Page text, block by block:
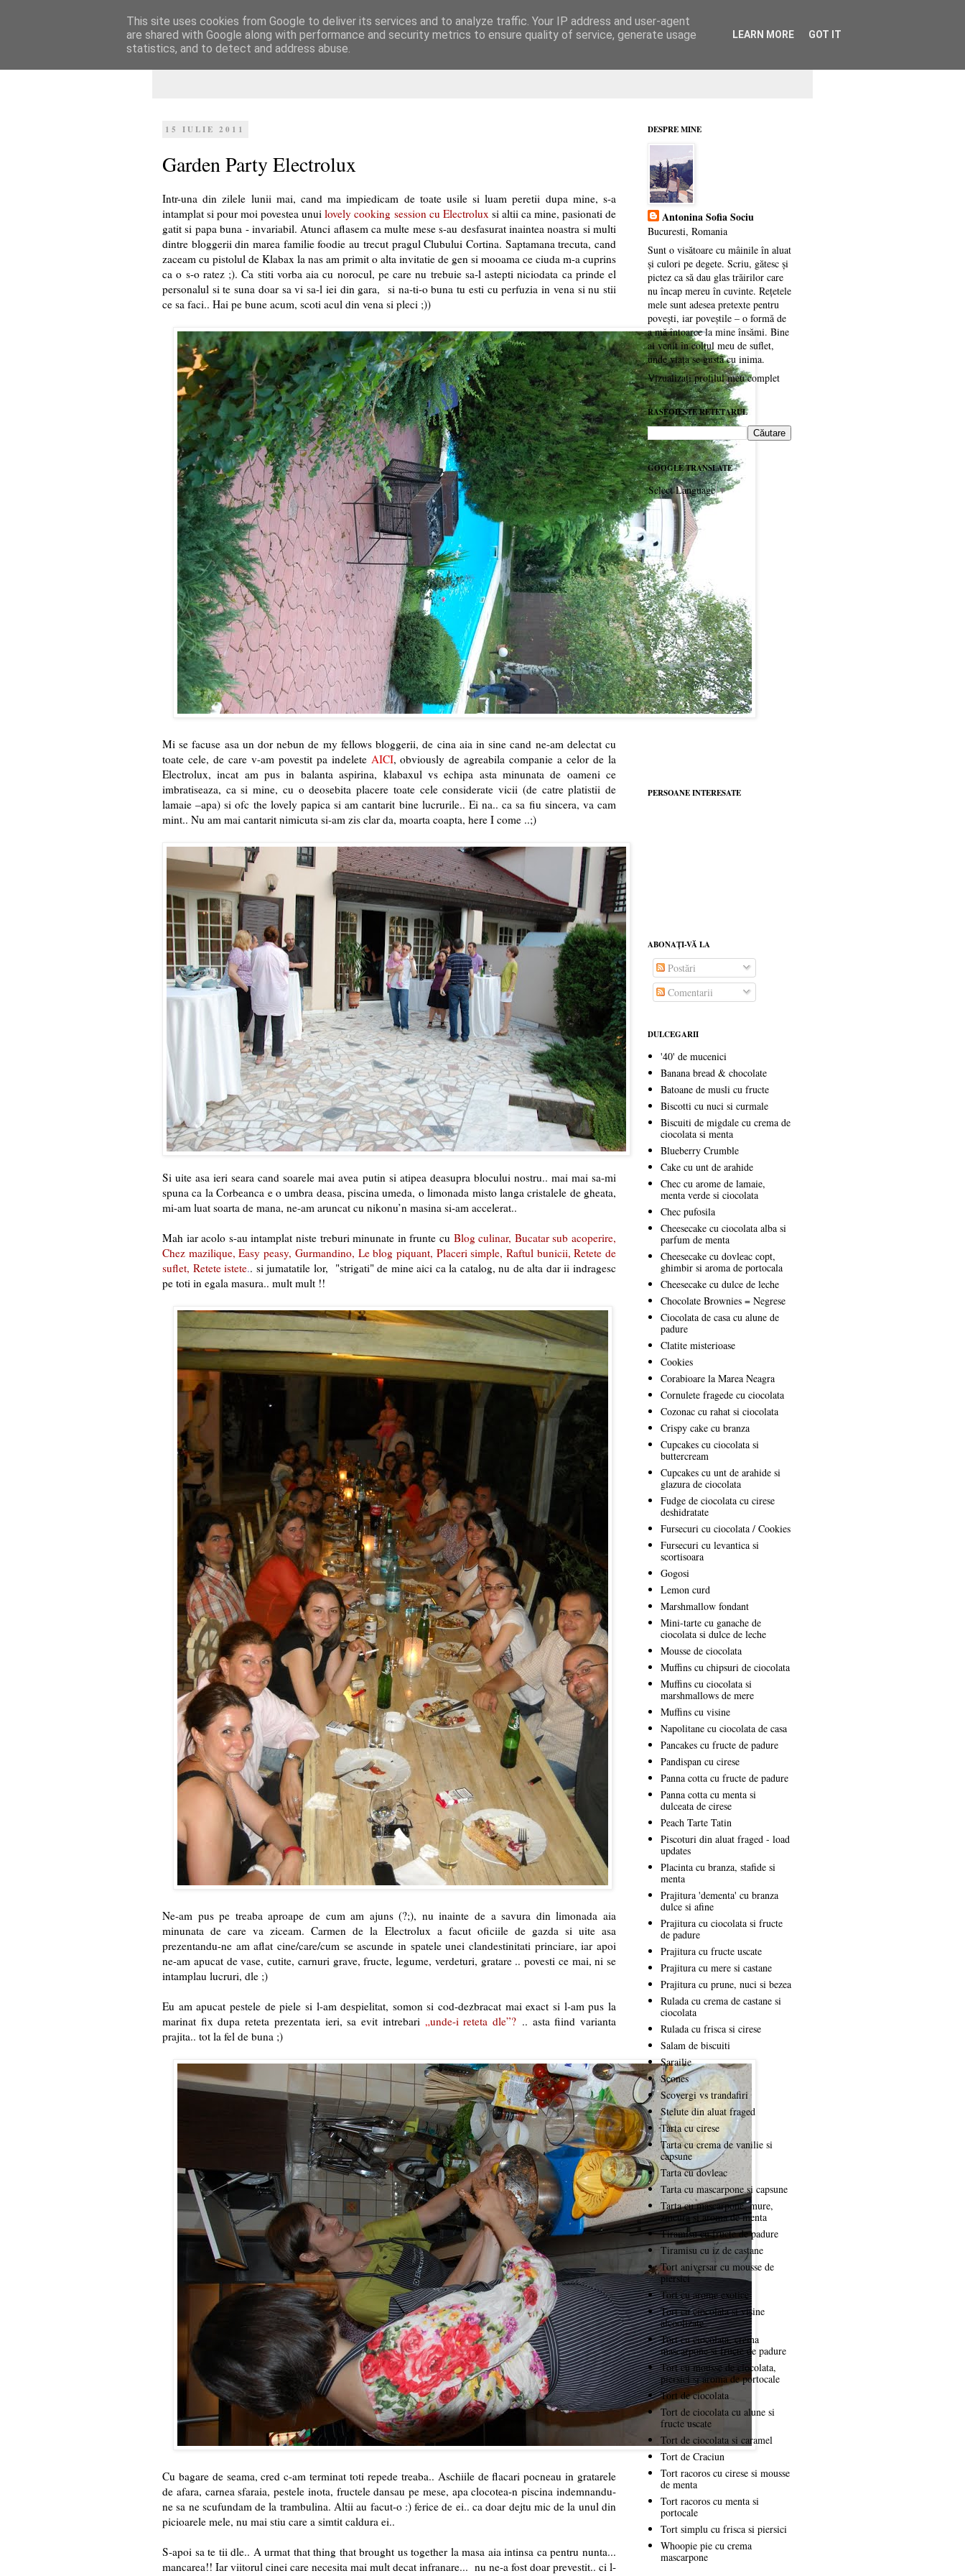
Dulcegarii culinare
15 IULIE 2011
Garden Party Electrolux
Intr-una din zilele lunii mai, cand ma impiedicam de toate usile si luam peretii dupa mine, s-a
intamplat si pour moi povestea unuilovely cooking session cu Electrolux si altii ca mine, pasionati de
gatit si papa buna - invariabil. Atunci aflasem ca multe mese s-au desfasurat inaintea noastra si multi
dintre bloggerii din marea familie foodie au trecut pragul Clubului Cortina. Saptamana trecuta, cand
zaceam cu pistolul de Klabax la nas am primit o alta invitatie de gen si mooama ce ciuda m-a cuprins
ca o s-o ratez ;). Ca stiti vorba aia cu norocul, pe care nu trebuie sa-l astepti niciodata ca prinde el
personalul si te suna doar sa vi sa-l iei din gara, si na-ti-o buna tu esti cu perfuzia in vena si nu stii
ce sa faci.. Hai pe bune acum, scoti acul din vena si pleci ;))
Mi se facuse asa un dor nebun de my fellows bloggerii, de cina aia in sine cand ne-am delectat cu
toate cele, de care v-am povestit pa indelete AICI, obviously de agreabila companie a celor de la
Electrolux, incat am pus in balanta aspirina, klabaxul vs echipa asta minunata de oameni ce
imbratiseaza, ca si mine, cu o deosebita placere toate cele considerate vicii (de catre platistii de
lamaie –apa) si ofc the lovely papica si am cantarit bine lucrurile.. Ei na.. ca sa fiu sincera, va cam
mint.. Nu am mai cantarit nimicuta si-am zis clar da, moarta coapta, here I come ..;)
Si uite asa ieri seara cand soarele mai avea putin si atipea deasupra blocului nostru.. mai mai sa-mi
spuna ca la Corbeanca e o umbra deasa, piscina umeda, o limonada misto langa cristalele de gheata,
mi-am luat soarta de mana, ne-am aruncat cu nikonu’n masina si-am accelerat..
Mah iar acolo s-au intamplat niste treburi minunate in frunte cu Blog culinar, Bucatar sub acoperire,
Chez mazilique,Easy peasy, Gurmandino, Le blog piquant, Placeri simple,Raftul bunicii,Retete de
suflet, Retete istete.. si jumatatile lor, "strigati" de mine aici ca la catalog, nu de alta dar ii indragesc
pe toti in egala masura.. mult mult !!
Ne-am pus pe treaba aproape de cum am ajuns (?;), nu inainte de a savura din limonada aia
minunata de care va ziceam. Carmen de la Electrolux a facut oficiile de gazda si uite asa
prezentandu-ne am aflat cine/care/cum se ascunde in spatele unei clandestinitati princiare, iar apoi
ne-am apucat de vase, cutite, carnuri grave, fructe, legume, verdeturi, gratare .. povesti ce mai, ni se
intamplau lucruri, dle ;)
Eu am apucat pestele de piele si l-am despielitat, somon si cod-dezbracat mai exact si l-am pus la
marinat fix dupa reteta prezentata ieri, sa evit intrebari „unde-i reteta dle”? .. asta fiind varianta
prajita.. tot la fel de buna ;)
Cu bagare de seama, cred c-am terminat toti repede treaba.. Aschiile de flacari pocneau in gratarele
de afara, carnea sfaraia, pestele inota, fructele dansau pe mese, apa clocotea-n piscina indemnandu-
ne sa ne scufundam de la trambulina. Altii au facut-o :) ferice de ei.. ca doar dejtu mic de la unul din
picioarele mele, nu mai stiu care a simtit caldura ei..
S-apoi sa te tii dle.. A urmat that thing that brought us together la masa aia intinsa ca pentru nunta...
mancarea!! Iar viitorul cinei care necesita mai mult decat infranare... nu ne-a fost doar prevestit.. ci l-
DESPRE MINE
Antonina Sofia Sociu
Bucuresti, Romania
Sunt o visătoare cu mâinile în aluat
și culori pe degete. Scriu, gătesc și
pictez ca să dau glas trăirilor care
nu încap mereu în cuvinte. Rețetele
mele sunt adesea pretexte pentru
povești, iar poveștile – o formă de
a mă întoarce la mine însămi. Bine
ai venit în colțul meu de suflet,
unde viața se gustă cu inima.
Vizualizați profilul meu complet
RASFOIESTE RETETARUL
GOOGLE TRANSLATE
Select Language▼
PERSOANE INTERESATE
ABONAŢI-VĂ LA
Postări
Comentarii
DULCEGARII
'40' de mucenici
Banana bread & chocolate
Batoane de musli cu fructe
Biscotti cu nuci si curmale
Biscuiti de migdale cu crema de
ciocolata si menta
Blueberry Crumble
Cake cu unt de arahide
Chec cu arome de lamaie,
menta verde si ciocolata
Chec pufosila
Cheesecake cu ciocolata alba si
parfum de menta
Cheesecake cu dovleac copt,
ghimbir si aroma de portocala
Cheesecake cu dulce de leche
Chocolate Brownies = Negrese
Ciocolata de casa cu alune de
padure
Clatite misterioase
Cookies
Corabioare la Marea Neagra
Cornulete fragede cu ciocolata
Cozonac cu rahat si ciocolata
Crispy cake cu branza
Cupcakes cu ciocolata si
buttercream
Cupcakes cu unt de arahide si
glazura de ciocolata
Fudge de ciocolata cu cirese
deshidratate
Fursecuri cu ciocolata / Cookies
Fursecuri cu levantica si
scortisoara
Gogosi
Lemon curd
Marshmallow fondant
Mini-tarte cu ganache de
ciocolata si dulce de leche
Mousse de ciocolata
Muffins cu chipsuri de ciocolata
Muffins cu ciocolata si
marshmallows de mere
Muffins cu visine
Napolitane cu ciocolata de casa
Pancakes cu fructe de padure
Pandispan cu cirese
Panna cotta cu fructe de padure
Panna cotta cu menta si
dulceata de cirese
Peach Tarte Tatin
Piscoturi din aluat fraged - load
updates
Placinta cu branza, stafide si
menta
Prajitura 'dementa' cu branza
dulce si afine
Prajitura cu ciocolata si fructe
de padure
Prajitura cu fructe uscate
Prajitura cu mere si castane
Prajitura cu prune, nuci si bezea
Rulada cu crema de castane si
ciocolata
Rulada cu frisca si cirese
Salam de biscuiti
Sarailie
Scones
Scovergi vs trandafiri
Stelute din aluat fraged
Tarta cu cirese
Tarta cu crema de vanilie si
capsune
Tarta cu dovleac
Tarta cu mascarpone si capsune
Tarta cu mascarpone, mure,
zmeura si aroma de menta
Tiramisu cu fructe de padure
Tiramisu cu iz de castane
Tort aniversar cu mousse de
piersici
Tort cu arome exotice
Tort cu ciocolata si visine
alcoolizate
Tort cu ciocolata, crema
mascarpone si fructe de padure
Tort cu mousse de ciocolata,
piersici si aroma de portocale
Tort de ciocolata
Tort de ciocolata cu alune si
fructe uscate
Tort de ciocolata si caramel
Tort de Craciun
Tort racoros cu cirese si mousse
de menta
Tort racoros cu menta si
portocale
Tort simplu cu frisca si piersici
Whoopie pie cu crema
mascarpone
This site uses cookies from Google to deliver its services and to analyze traffic. Your IP address and user-agent
are shared with Google along with performance and security metrics to ensure quality of service, generate usage
statistics, and to detect and address abuse.
LEARN MORE GOT IT